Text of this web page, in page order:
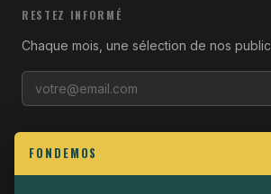
RESTEZ INFORMÉ
Chaque mois, une sélection de nos
Qui sommes-nous
FONDEMOS